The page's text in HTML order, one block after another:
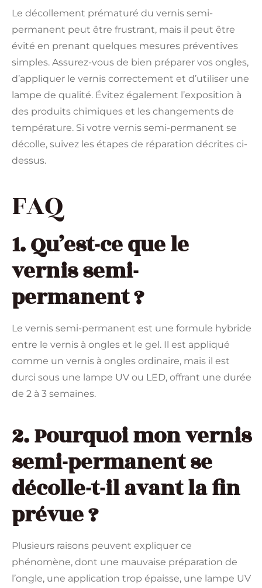
Le décollement prématuré du vernis semi-
permanent peut être frustrant, mais il peut être
évité en prenant quelques mesures préventives
simples. Assurez-vous de bien préparer vos ongles,
d’appliquer le vernis correctement et d’utiliser une
lampe de qualité. Évitez également l’exposition à
des produits chimiques et les changements de
température. Si votre vernis semi-permanent se
décolle, suivez les étapes de réparation décrites ci-
dessus.
FAQ
1. Qu’est-ce que le
vernis semi-
permanent ?
Le vernis semi-permanent est une formule hybride
entre le vernis à ongles et le gel. Il est appliqué
comme un vernis à ongles ordinaire, mais il est
durci sous une lampe UV ou LED, offrant une durée
de 2 à 3 semaines.
2. Pourquoi mon vernis
semi-permanent se
décolle-t-il avant la fin
prévue ?
Plusieurs raisons peuvent expliquer ce
phénomène, dont une mauvaise préparation de
l’ongle, une application trop épaisse, une lampe UV